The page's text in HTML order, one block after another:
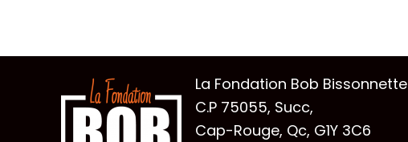
La Fondation Bob Bissonnette
C.P 75055, Succ,
Cap-Rouge, Qc, G1Y 3C6